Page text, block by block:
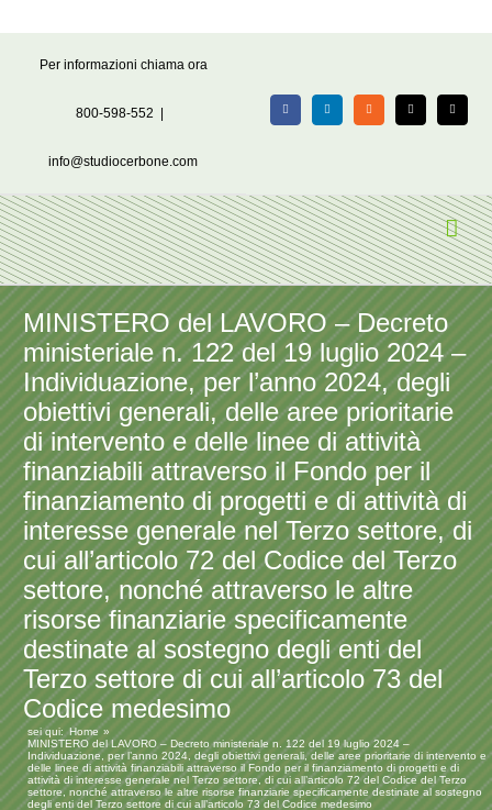
Per informazioni chiama ora
800-598-552
info@studiocerbone.com
FacebookLinkedIn Rss X Email
MINISTERO del LAVORO – Decreto
ministeriale n. 122 del 19 luglio 2024 –
Individuazione, per l’anno 2024, degli
obiettivi generali, delle aree prioritarie
di intervento e delle linee di attività
finanziabili attraverso il Fondo per il
finanziamento di progetti e di attività di
interesse generale nel Terzo settore, di
cui all’articolo 72 del Codice del Terzo
settore, nonché attraverso le altre
risorse finanziarie specificamente
destinate al sostegno degli enti del
Terzo settore di cui all’articolo 73 del
Codice medesimo
sei qui:
Home
MINISTERO del LAVORO – Decreto ministeriale n. 122 del 19 luglio 2024 –
Individuazione, per l’anno 2024, degli obiettivi generali, delle aree prioritarie di intervento e
delle linee di attività finanziabili attraverso il Fondo per il finanziamento di progetti e di
attività di interesse generale nel Terzo settore, di cui all’articolo 72 del Codice del Terzo
settore, nonché attraverso le altre risorse finanziarie specificamente destinate al sostegno
degli enti del Terzo settore di cui all’articolo 73 del Codice medesimo